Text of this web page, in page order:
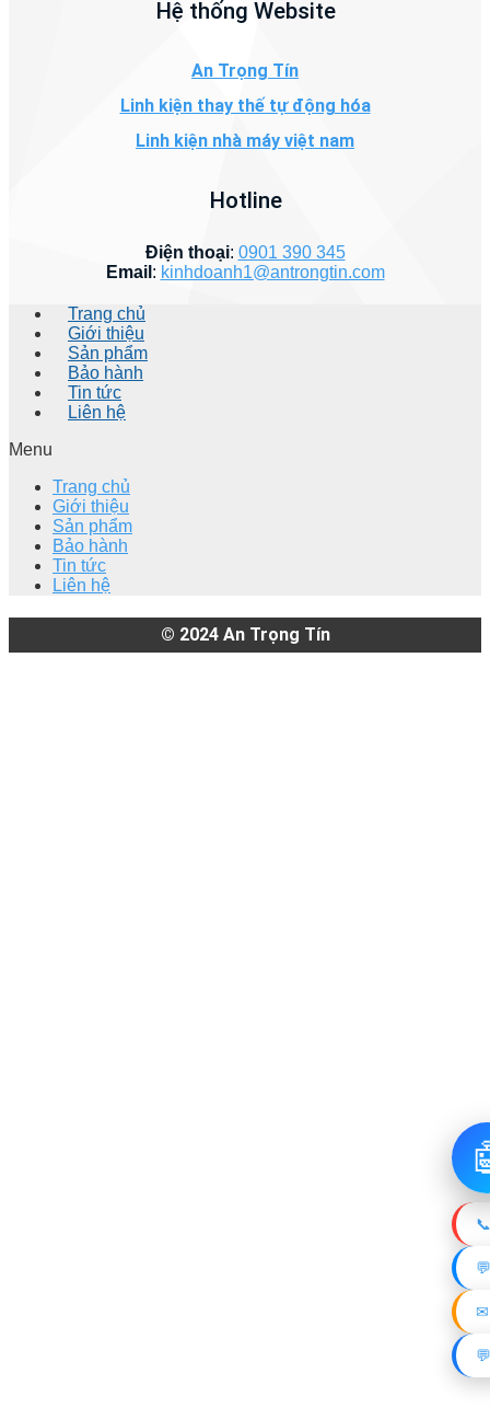
Hệ thống Website
An Trọng Tín
Linh kiện thay thế tự động hóa
Linh kiện nhà máy việt nam
Hotline
Điện thoại: 0901 390 345
Email : kinhdoanh1@antrongtin.com
Trang chủ
Giới thiệu
Sản phẩm
Bảo hành
Tin tức
Liên hệ
Menu
Trang chủ
Giới thiệu
Sản phẩm
Bảo hành
Tin tức
Liên hệ
© 2024 An Trọng Tín
✉